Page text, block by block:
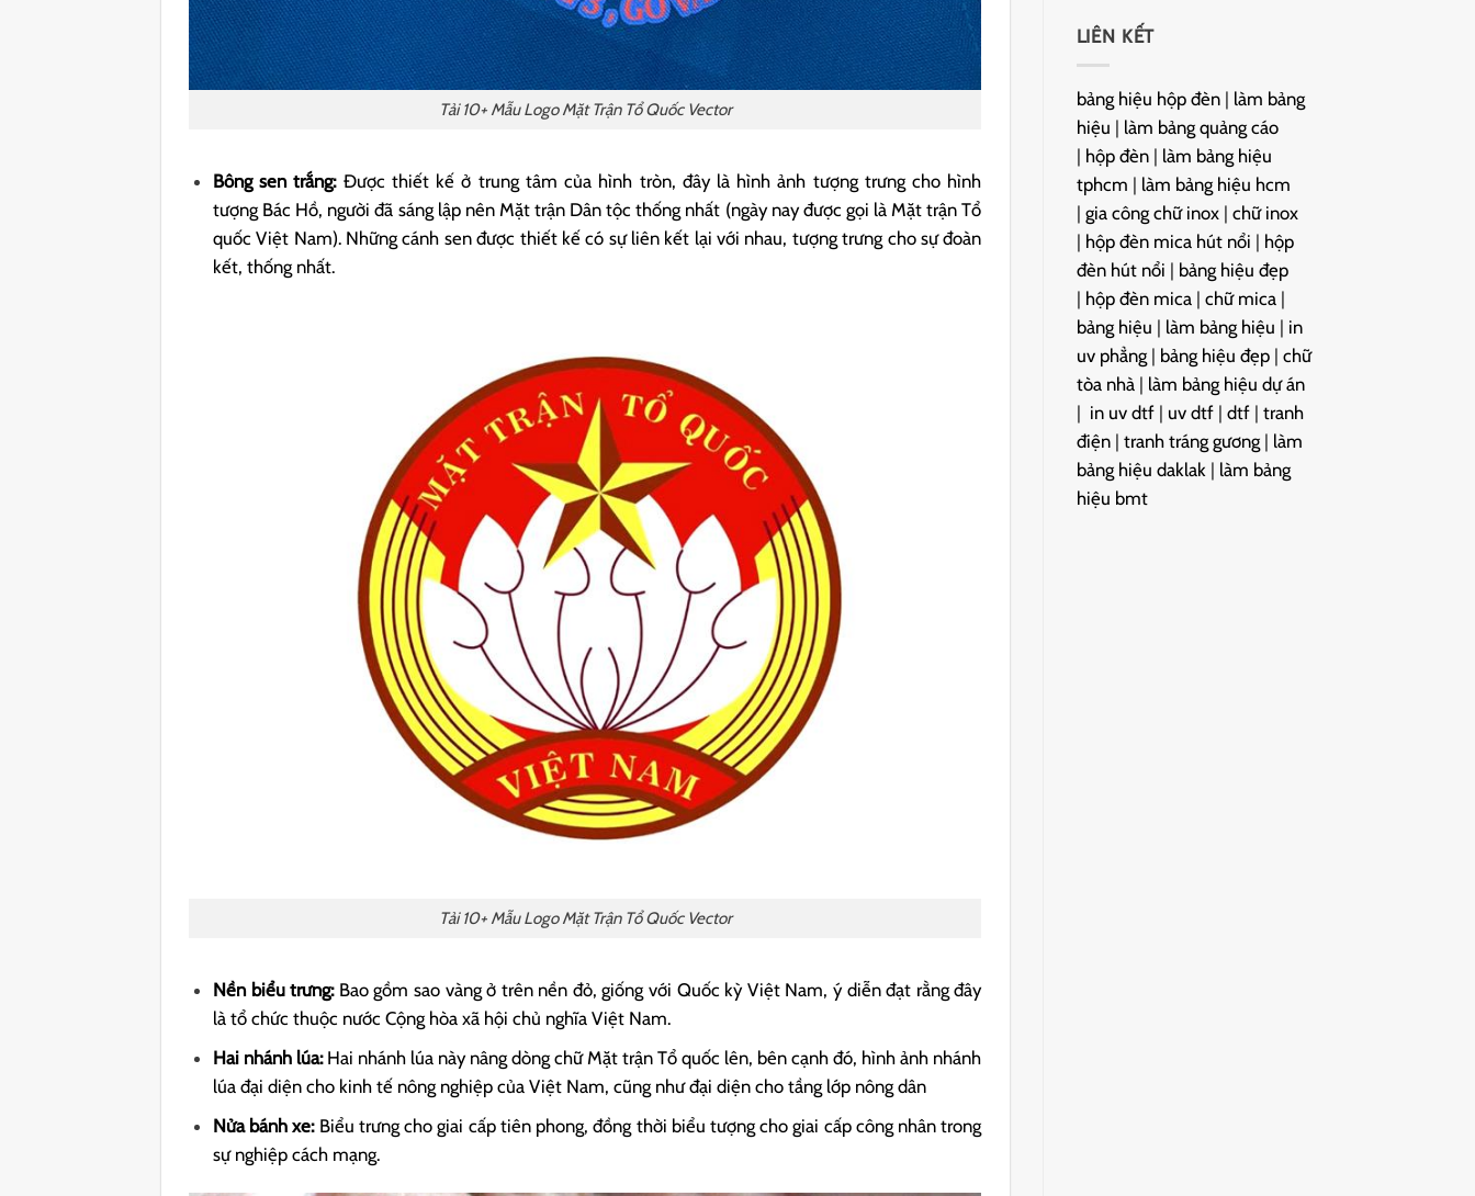
Tải 10+ Mẫu Logo Mặt Trận Tổ Quốc Vector
Bông sen trắng:Được thiết kế ở trung tâm của hình tròn, đây là hình ảnh tượng trưng cho hình
tượng Bác Hồ, người đã sáng lập nên Mặt trận Dân tộc thống nhất (ngày nay được gọi là Mặt trận Tổ
quốc Việt Nam). Những cánh sen được thiết kế có sự liên kết lại với nhau, tượng trưng cho sự đoàn
kết, thống nhất.
Tải 10+ Mẫu Logo Mặt Trận Tổ Quốc Vector
Nền biểu trưng:Bao gồm sao vàng ở trên nền đỏ, giống với Quốc kỳ Việt Nam, ý diễn đạt rằng đây
là tổ chức thuộc nước Cộng hòa xã hội chủ nghĩa Việt Nam.
Hai nhánh lúa:Hai nhánh lúa này nâng dòng chữ Mặt trận Tổ quốc lên, bên cạnh đó, hình ảnh nhánh
lúa đại diện cho kinh tế nông nghiệp của Việt Nam, cũng như đại diện cho tầng lớp nông dân
Nửa bánh xe:Biểu trưng cho giai cấp tiên phong, đồng thời biểu tượng cho giai cấp công nhân trong
sự nghiệp cách mạng.
LIÊN KẾT
bảng hiệu hộp đèn| làm bảng
hiệu | làm bảng quảng cáo
| hộp đèn| làm bảng hiệu
tphcm | làm bảng hiệu hcm
| gia công chữ inox| chữ inox
| hộp đèn mica hút nổi | hộp
đèn hút nổi | bảng hiệu đẹp
| hộp đèn mica| chữ mica|
bảng hiệu | làm bảng hiệu | in
uv phẳng| bảng hiệu đẹp| chữ
tòa nhà| làm bảng hiệu dự án
| in uv dtf| uv dtf| dtf| tranh
điện| tranh tráng gương| làm
bảng hiệu daklak| làm bảng
hiệu bmt